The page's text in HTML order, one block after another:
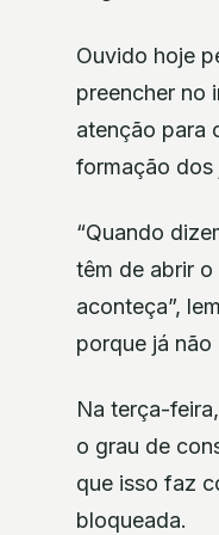
Ouvido hoje
preencher no
atenção para
formação dos
“Quando
têm de abrir
aconteça”,
porque já não
Na terça-
o grau de
que isso faz
bloqueada.